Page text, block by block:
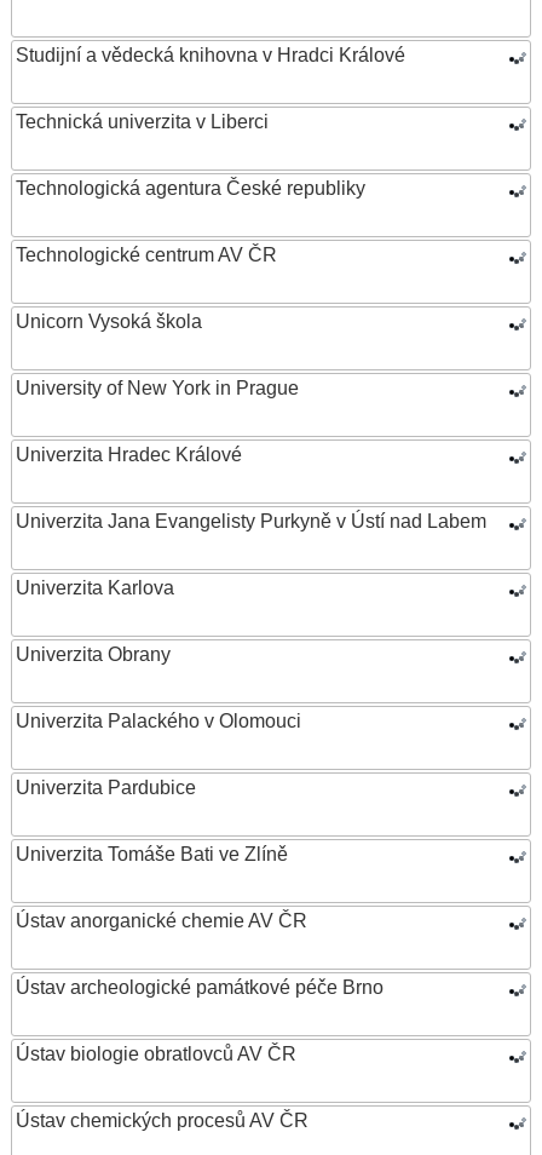
Studijní a vědecká knihovna v Hradci Králové
Technická univerzita v Liberci
Technologická agentura České republiky
Technologické centrum AV ČR
Unicorn Vysoká škola
University of New York in Prague
Univerzita Hradec Králové
Univerzita Jana Evangelisty Purkyně v Ústí nad Labem
Univerzita Karlova
Univerzita Obrany
Univerzita Palackého v Olomouci
Univerzita Pardubice
Univerzita Tomáše Bati ve Zlíně
Ústav anorganické chemie AV ČR
Ústav archeologické památkové péče Brno
Ústav biologie obratlovců AV ČR
Ústav chemických procesů AV ČR